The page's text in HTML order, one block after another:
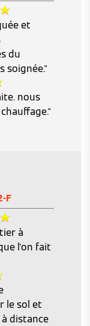
et
du
soignée."
nous
F
à
l'on fait
le sol et
distance